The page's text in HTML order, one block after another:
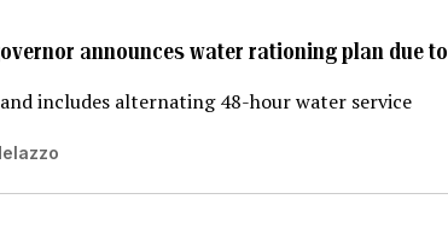
announces water rationing plan due to
includes alternating 48-hour water service